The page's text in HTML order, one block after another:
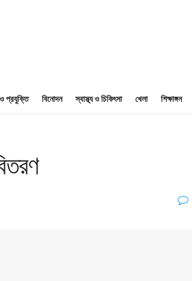
প্রযুক্তি বিনোদন স্বাস্থ্য ও চিকিৎসা খেলা শিক্ষাঙ্গন